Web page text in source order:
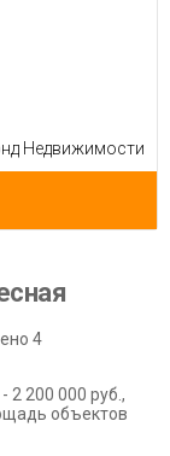
Недвижимости
4
2 200 000 руб.,
объектов